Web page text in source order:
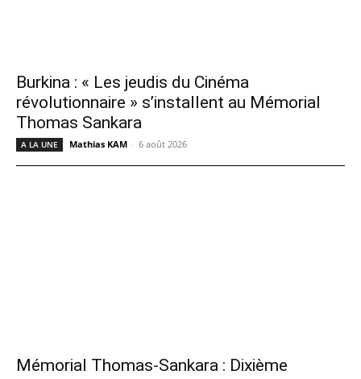
Burkina : « Les jeudis du Cinéma
révolutionnaire » s’installent au Mémorial
Thomas Sankara
A LA UNE Mathias KAM - 6 août 2026
Mémorial Thomas-Sankara : Dixième